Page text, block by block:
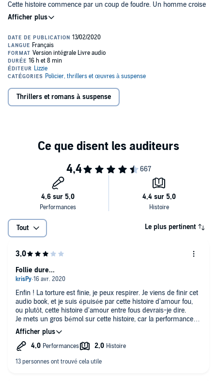
Cette histoire commence par un coup de foudre. Un homme croise
le regard d'une femme et sa vie bascule. Une sensation de surprise,
d'euphorie, mais bien vite l'obsession et le mal être lorsque l'autre
"Je ne sais pas encore vraiment ce qui s'est passé. Pourquoi on
dérape, un jour. Et pourquoi on glisse lentement vers l'enfer.
Laetitia... Tu ne me pardonneras jamais."
Cette nuit c'est le grand patron des stups, Richard Menainville, qui
doit se confesser de son addiction et répondre de ses actes dans
Cette histoire se terminera mal, forcément. Car c'est celle d'un
maître chanteur. Un maître devenu esclave... Esclave de cette chose
fabuleuse et fatale. La passion, la vraie.
un département d’Univers Poche, Paris
Thrillers et romans à suspense
Tout Le plus pertinent
Enfin ! La torture est finie, je peux respirer. Je viens de finir cet
audio book, et je suis épuisée par cette histoire d'amour fou,
ou plutôt, cette histoire d'amour entre fous devrais-je dire.
Je mets un gros bémol sur cette histoire, car la performance
des liseurs est exceptionnelle, donnant vraiment corps à ces
personnages tragiques et extrêmes, un peu trop extrêmes
pour moi d'ailleurs... J'ai d'abord été intriguée et attrapée par
choquée par le comportement de l'homme, et outrée par les
Follie dure...